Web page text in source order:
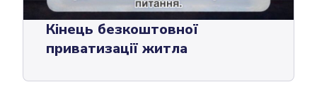
Кінець безкоштовної
приватизації житла